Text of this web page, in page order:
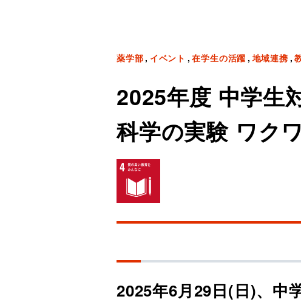
薬学部 イベント 在学生の活躍 地域連携
2025年度 中学生
科学の実験 ワク
2025年6月29日(日)、中